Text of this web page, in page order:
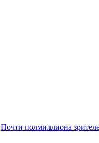
Почти полмиллиона